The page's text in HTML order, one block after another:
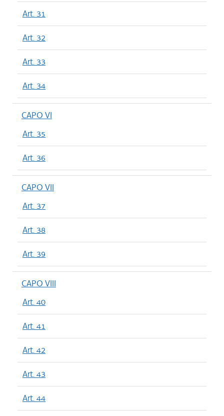
Art. 31
Art. 32
Art. 33
Art. 34
CAPO VI
Art. 35
Art. 36
CAPO VII
Art. 37
Art. 38
Art. 39
CAPO VIII
Art. 40
Art. 41
Art. 42
Art. 43
Art. 44